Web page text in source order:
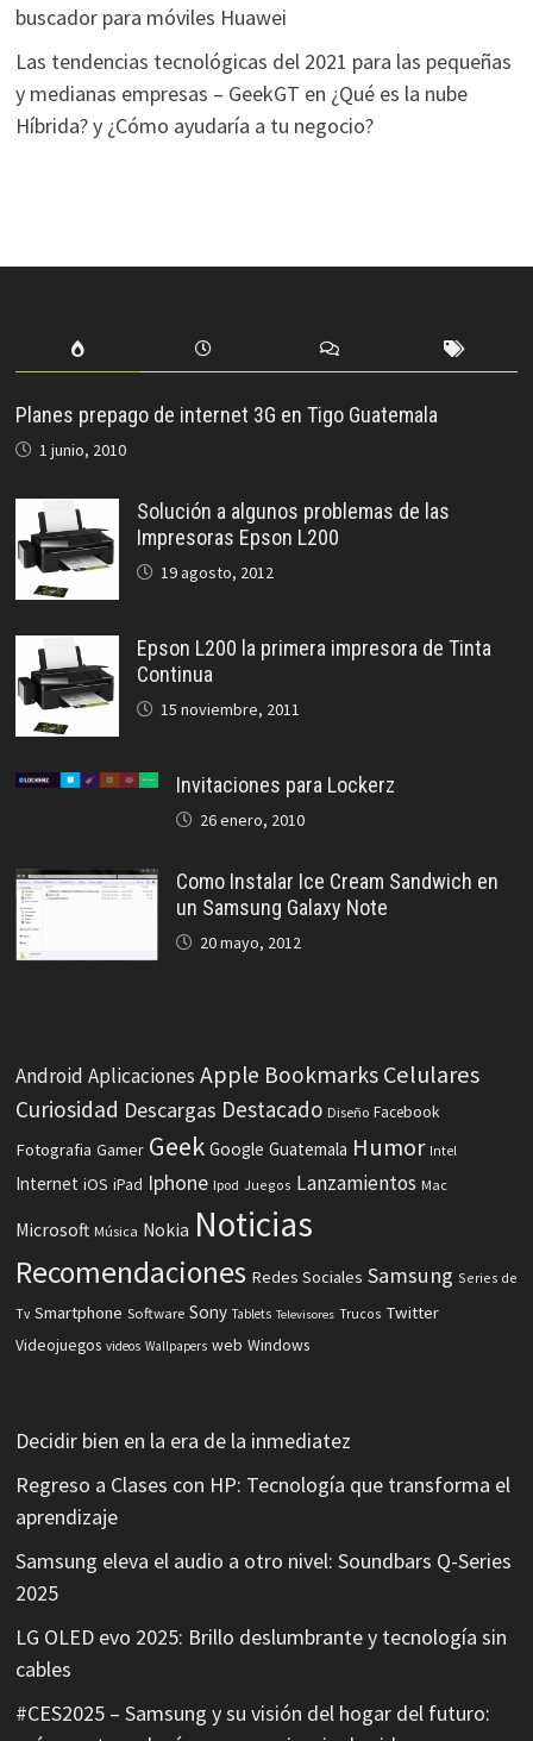
buscador para móviles Huawei
Las tendencias tecnológicas del 2021 para las pequeñas
y medianas empresas – GeekGT en ¿Qué es la nube
Híbrida? y ¿Cómo ayudaría a tu negocio?
Planes prepago de internet 3G en Tigo Guatemala
1 junio, 2010
Solución a algunos problemas de las
Impresoras Epson L200
19 agosto, 2012
Epson L200 la primera impresora de Tinta
Continua
15 noviembre, 2011
Invitaciones para Lockerz
26 enero, 2010
Como Instalar Ice Cream Sandwich en
un Samsung Galaxy Note
20 mayo, 2012
Android Aplicaciones Apple Bookmarks Celulares
Curiosidad Descargas Destacado Diseño Facebook
Fotografia Gamer Geek Google Guatemala Humor Intel
Internet iOS iPad Iphone Ipod Juegos Lanzamientos Mac
Microsoft Música Nokia Noticias
Recomendaciones Redes Sociales Samsung Series de
Tv Smartphone Software Sony Tablets Televisores Trucos Twitter
Videojuegos videos Wallpapers web Windows
Decidir bien en la era de la inmediatez
Regreso a Clases con HP: Tecnología que transforma el
aprendizaje
Samsung eleva el audio a otro nivel: Soundbars Q-Series
2025
LG OLED evo 2025: Brillo deslumbrante y tecnología sin
cables
#CES2025 – Samsung y su visión del hogar del futuro: